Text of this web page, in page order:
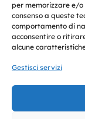
per memorizzare e/
consenso a queste
comportamento di
acconsentire o
alcune
Gestisci servizi
Soluzioni
materiali